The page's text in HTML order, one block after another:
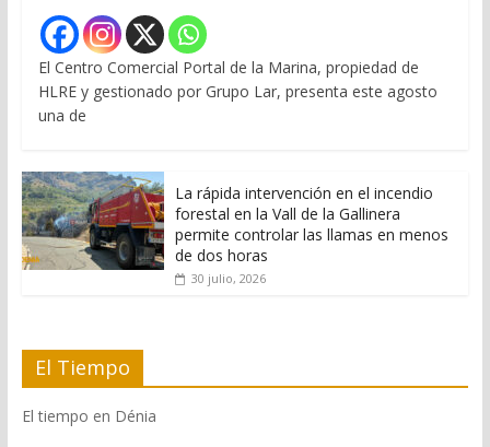
El Centro Comercial Portal de la Marina, propiedad de
HLRE y gestionado por Grupo Lar, presenta este agosto
una de
La rápida intervención en el incendio
forestal en la Vall de la Gallinera
permite controlar las llamas en menos
de dos horas
30 julio, 2026
El Tiempo
El tiempo en Dénia